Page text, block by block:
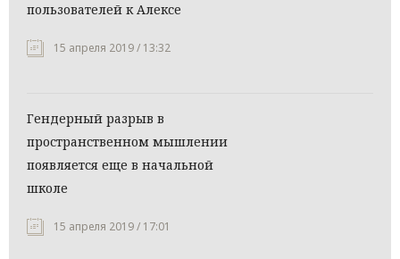
пользователей к Алексе
15 апреля 2019 / 13:32
Гендерный разрыв в
пространственном мышлении
появляется еще в начальной
школе
15 апреля 2019 / 17:01